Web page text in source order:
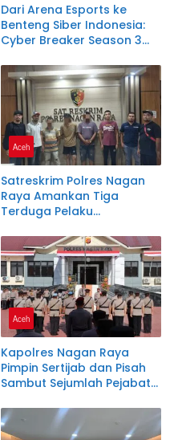
Dari Arena Esports ke
Benteng Siber Indonesia:
Cyber Breaker Season 3
Etis Penjaga Negeri
Aceh
Satreskrim Polres Nagan
Raya Amankan Tiga
Terduga Pelaku
Bersubsidi dan Bio Solar
Bersubsidi.
Aceh
Kapolres Nagan Raya
Pimpin Sertijab dan Pisah
Sambut Sejumlah Pejabat
Jajaran